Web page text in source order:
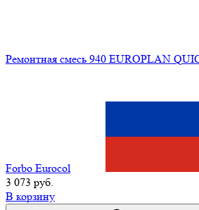
Ремонтная смесь 940 EUROPLAN
Forbo Eurocol
3 073 руб.
В корзину